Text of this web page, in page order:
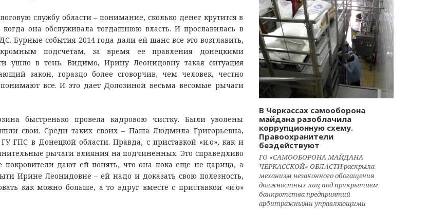
службу области – понимание, сколько денег крутится в
она обслуживала тогдашнюю власть. И прославилась в
Бурные события 2014 года дали ей шанс все это возглавить,
подсчетам, за время ее правления донецкими
ушло в тень. Видимо, Ирину Леонидовну такая ситуация
закон, гораздо более сговорчив, чем человек, честно
все. И это дает Долозиной весьма весомые рычаги
быстренько провела кадровою чистку. Были уволены
свои. Среди таких своих – Паша Людмила Григорьевна,
ГПС в Донецкой области. Правда, с приставкой «и.о», как и
рычаги влияния на подчиненных. Это справедливо
дают ей понять, что она пока еще не царица, а
Ирине Леонидовне – ей надо и доказать свою полезность,
как можно больше, а то вдруг вместе с приставкой «и.о»
В Черкассах самооборона
майдана разоблачила
коррупционную схему.
Правоохранители
бездействуют
ГО «САМООБОРОНА МАЙДАНА
ЧЕРКАССКОЙ» ОБЛАСТИ раскрыла
механизм незаконного обогащения
должностных лиц под прикрытием
банкротства предприятий
арбитражными управляющими